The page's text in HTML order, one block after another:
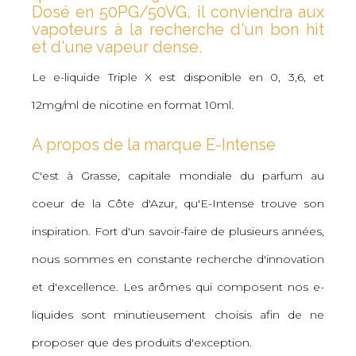
Dosé en 50PG/50VG, il conviendra aux
vapoteurs à la recherche d'un bon hit
et d'une vapeur dense.
Le e-liquide Triple X est disponible en 0, 3,6, et
12mg/ml de nicotine en format 10ml.
A propos de la marque E-Intense
C'est à Grasse, capitale mondiale du parfum au
coeur de la Côte d'Azur, qu'E-Intense trouve son
inspiration. Fort d'un savoir-faire de plusieurs années,
nous sommes en constante recherche d'innovation
et d'excellence. Les arômes qui composent nos e-
liquides sont minutieusement choisis afin de ne
proposer que des produits d'exception.